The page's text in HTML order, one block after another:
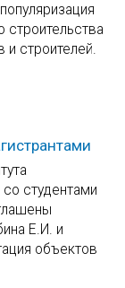
строительства
и строителей.
студентами
Е.И. и
объектов